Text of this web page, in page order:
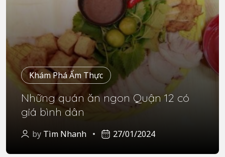
Khám Phá Ẩm Thực
Những quán ăn ngon Quận 12 có
giá bình dân
by Tìm Nhanh 27/01/2024